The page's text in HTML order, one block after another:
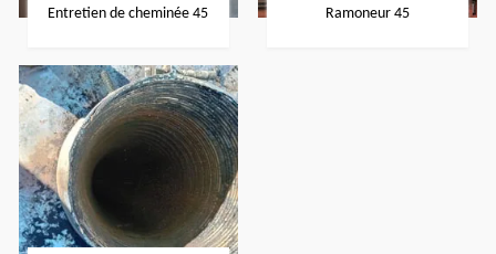
Entretien de cheminée 45 Ramoneur 45